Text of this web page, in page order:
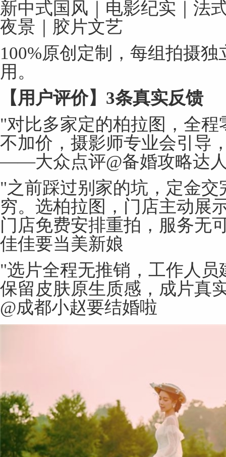
新中式国风｜电影纪实｜法
夜景｜胶片文艺
100%原创定制，每组拍摄
用。
【用户评价】 3条真实反馈
"对比多家定的柏拉图，全
不加价，摄影师专业会引导
——大众点评@备婚攻略达
"之前踩过别家的坑，定金
穷。选柏拉图，门店主动展
门店免费安排重拍，服务
佳佳要当美新娘
"选片全程无推销，工作人
保留皮肤原生质感，成片
@成都小赵要结婚啦